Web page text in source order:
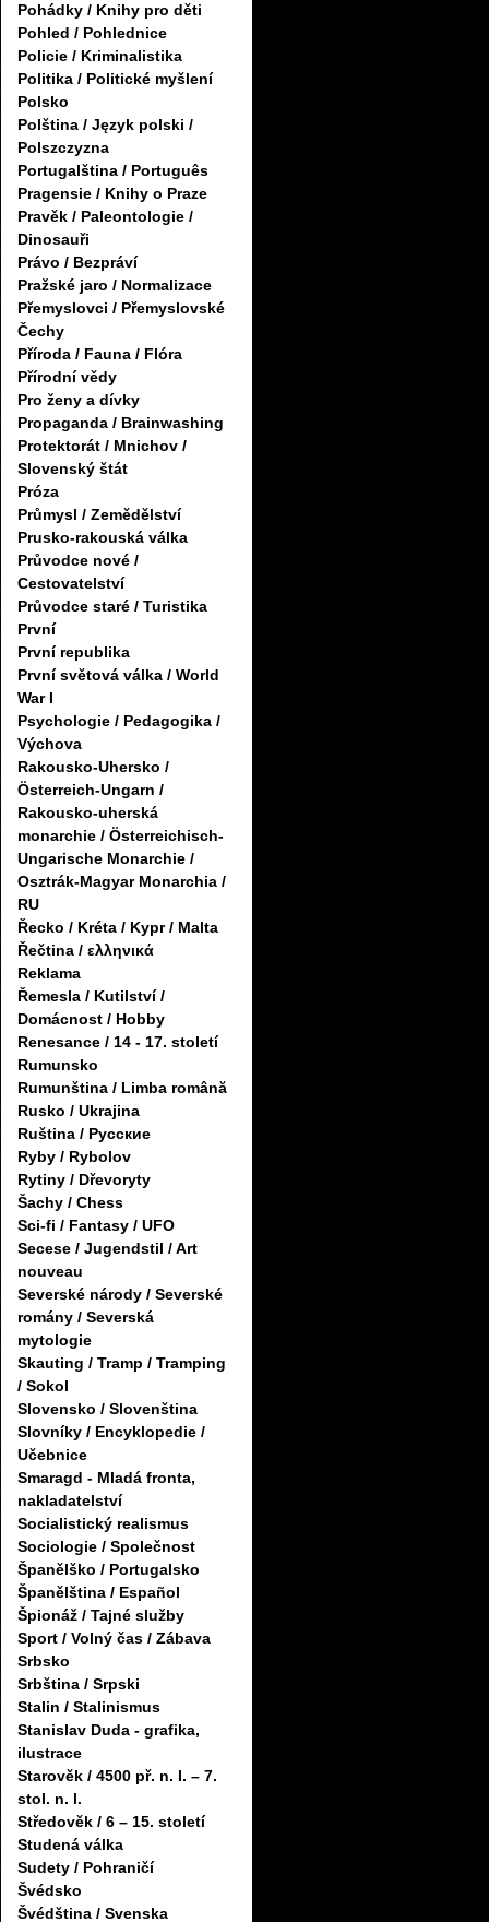
Pohádky / Knihy pro děti
Pohled / Pohlednice
Policie / Kriminalistika
Politika / Politické myšlení
Polsko
Polština / Język polski /
Polszczyzna
Portugalština / Português
Pragensie / Knihy o Praze
Pravěk / Paleontologie /
Dinosauři
Právo / Bezpráví
Pražské jaro / Normalizace
Přemyslovci / Přemyslovské
Čechy
Příroda / Fauna / Flóra
Přírodní vědy
Pro ženy a dívky
Propaganda / Brainwashing
Protektorát / Mnichov /
Slovenský štát
Próza
Průmysl / Zemědělství
Prusko-rakouská válka
Průvodce nové /
Cestovatelství
Průvodce staré / Turistika
První
První republika
První světová válka / World
War I
Psychologie / Pedagogika /
Výchova
Rakousko-Uhersko /
Österreich-Ungarn /
Rakousko-uherská
monarchie / Österreichisch-
Ungarische Monarchie /
Osztrák-Magyar Monarchia /
RU
Řecko / Kréta / Kypr / Malta
Řečtina / ελληνικά
Reklama
Řemesla / Kutilství /
Domácnost / Hobby
Renesance / 14 - 17. století
Rumunsko
Rumunština / Limba română
Rusko / Ukrajina
Ruština / Русские
Ryby / Rybolov
Rytiny / Dřevoryty
Šachy / Chess
Sci-fi / Fantasy / UFO
Secese / Jugendstil / Art
nouveau
Severské národy / Severské
romány / Severská
mytologie
Skauting / Tramp / Tramping
/ Sokol
Slovensko / Slovenština
Slovníky / Encyklopedie /
Učebnice
Smaragd - Mladá fronta,
nakladatelství
Socialistický realismus
Sociologie / Společnost
Španělško / Portugalsko
Španělština / Español
Špionáž / Tajné služby
Sport / Volný čas / Zábava
Srbsko
Srbština / Srpski
Stalin / Stalinismus
Stanislav Duda - grafika,
ilustrace
Starověk / 4500 př. n. l. – 7.
stol. n. l.
Středověk / 6 – 15. století
Studená válka
Sudety / Pohraničí
Švédsko
Švédština / Svenska